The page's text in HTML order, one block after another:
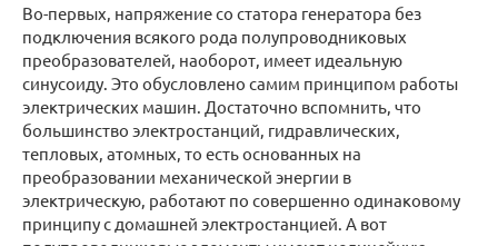
Во-первых, напряжение со статора генератора без
подключения всякого рода полупроводниковых
преобразователей, наоборот, имеет идеальную
синусоиду. Это обусловлено самим принципом работы
электрических машин. Достаточно вспомнить, что
большинство электростанций, гидравлических,
тепловых, атомных, то есть основанных на
преобразовании механической энергии в
электрическую, работают по совершенно одинаковому
принципу с домашней электростанцией. А вот